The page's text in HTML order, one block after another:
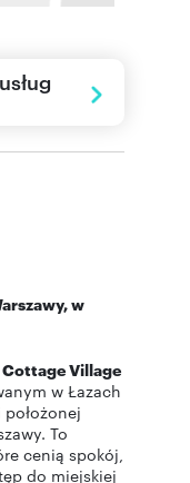
w
Cottage Village
w Łazach
To
cenią spokój,
do miejskiej